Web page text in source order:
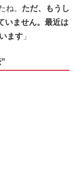
ね。 ただ、もうし
いません。最近は
ます 」